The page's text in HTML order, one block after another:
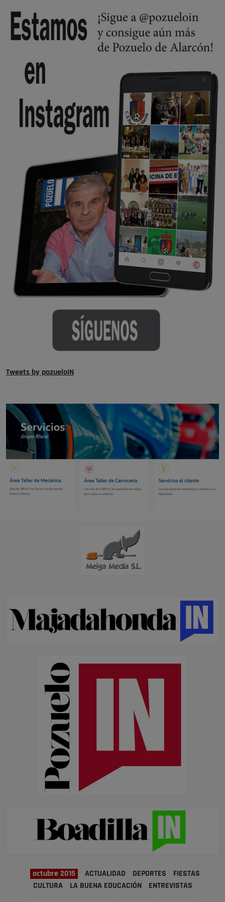
😆Durán menos qué un caramelo en la puerta de un colegio 🍬
Pozuelo de Alarcón
🔴 EXCLUSIVA | El comisario de la …
se va porke no tiene piscina 🤪🤪🤪
Pozuelo de Alarcón
🔴 EXCLUSIVA | El comisario de la …
Tweets by pozueloIN
octubre 2015 ACTUALIDAD DEPORTES
FIESTAS
CULTURA
LA BUENA EDUCACIÓN ENTREVISTAS